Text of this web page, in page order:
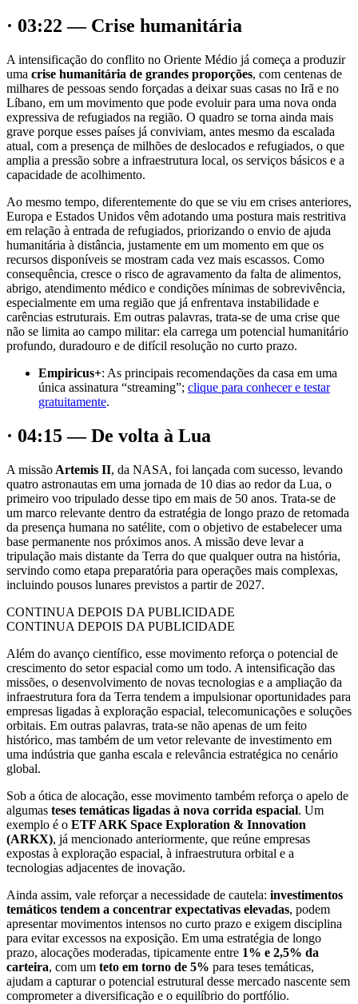
· 03:22 — Crise humanitária
A intensificação do conflito no Oriente Médio já começa a produzir
uma crise humanitária de grandes proporções, com centenas de
milhares de pessoas sendo forçadas a deixar suas casas no Irã e no
Líbano, em um movimento que pode evoluir para uma nova onda
expressiva de refugiados na região. O quadro se torna ainda mais
grave porque esses países já conviviam, antes mesmo da escalada
atual, com a presença de milhões de deslocados e refugiados, o que
amplia a pressão sobre a infraestrutura local, os serviços básicos e a
capacidade de acolhimento.
Ao mesmo tempo, diferentemente do que se viu em crises anteriores,
Europa e Estados Unidos vêm adotando uma postura mais restritiva
em relação à entrada de refugiados, priorizando o envio de ajuda
humanitária à distância, justamente em um momento em que os
recursos disponíveis se mostram cada vez mais escassos. Como
consequência, cresce o risco de agravamento da falta de alimentos,
abrigo, atendimento médico e condições mínimas de sobrevivência,
especialmente em uma região que já enfrentava instabilidade e
carências estruturais. Em outras palavras, trata-se de uma crise que
não se limita ao campo militar: ela carrega um potencial humanitário
profundo, duradouro e de difícil resolução no curto prazo.
Empiricus+: As principais recomendações da casa em uma
única assinatura “streaming”; clique para conhecer e testar
gratuitamente.
· 04:15 — De volta à Lua
A missão Artemis II, da NASA, foi lançada com sucesso, levando
quatro astronautas em uma jornada de 10 dias ao redor da Lua, o
primeiro voo tripulado desse tipo em mais de 50 anos. Trata-se de
um marco relevante dentro da estratégia de longo prazo de retomada
da presença humana no satélite, com o objetivo de estabelecer uma
base permanente nos próximos anos. A missão deve levar a
tripulação mais distante da Terra do que qualquer outra na história,
servindo como etapa preparatória para operações mais complexas,
incluindo pousos lunares previstos a partir de 2027.
CONTINUA DEPOIS DA PUBLICIDADE
CONTINUA DEPOIS DA PUBLICIDADE
Além do avanço científico, esse movimento reforça o potencial de
crescimento do setor espacial como um todo. A intensificação das
missões, o desenvolvimento de novas tecnologias e a ampliação da
infraestrutura fora da Terra tendem a impulsionar oportunidades para
empresas ligadas à exploração espacial, telecomunicações e soluções
orbitais. Em outras palavras, trata-se não apenas de um feito
histórico, mas também de um vetor relevante de investimento em
uma indústria que ganha escala e relevância estratégica no cenário
global.
Sob a ótica de alocação, esse movimento também reforça o apelo de
algumas teses temáticas ligadas à nova corrida espacial. Um
exemplo é o ETF ARK Space Exploration & Innovation
(ARKX), já mencionado anteriormente, que reúne empresas
expostas à exploração espacial, à infraestrutura orbital e a
tecnologias adjacentes de inovação.
Ainda assim, vale reforçar a necessidade de cautela: investimentos
temáticos tendem a concentrar expectativas elevadas, podem
apresentar movimentos intensos no curto prazo e exigem disciplina
para evitar excessos na exposição. Em uma estratégia de longo
prazo, alocações moderadas, tipicamente entre 1% e 2,5% da
carteira, com um teto em torno de 5% para teses temáticas,
ajudam a capturar o potencial estrutural desse mercado nascente sem
comprometer a diversificação e o equilíbrio do portfólio.